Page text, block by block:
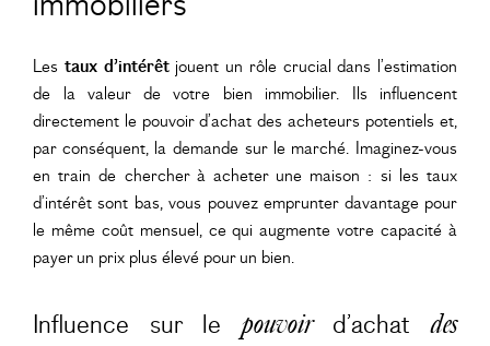
Les taux d’intérêtjouent un rôle crucial dans l’estimation
de la valeur de votre bien immobilier. Ils influencent
directement le pouvoir d’achat des acheteurs potentiels et,
par conséquent, la demande sur le marché. Imaginez-vous
en train de chercher à acheter une maison : si les taux
d’intérêt sont bas, vous pouvez emprunter davantage pour
le même coût mensuel, ce qui augmente votre capacité à
payer un prix plus élevé pour un bien.
Influence sur le pouvoird’achatdes